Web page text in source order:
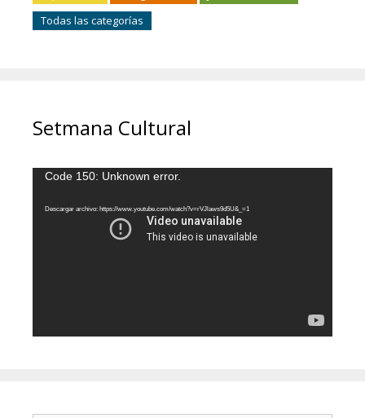
Todas las categorías
Setmana Cultural
Reproductor
vídeo
Code 150: Unknown error.
Descargar archivo: https://www.youtube.com/watch?v=rVJlaws9d5U&_=1